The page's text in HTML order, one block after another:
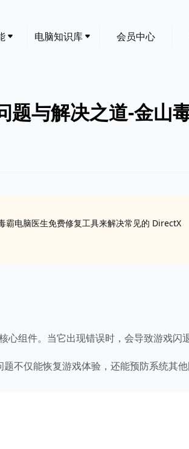
电脑知识库 会员中心
与解决之道-金山
电脑医生免费修复工具来解决常见的 DirectX
组件。当它出现错误时，会导致游戏闪退
不仅能恢复游戏体验，还能预防系统其